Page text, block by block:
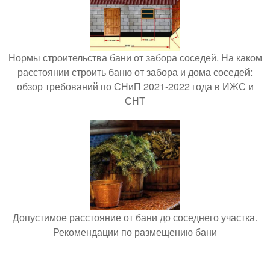
Нормы строительства бани от забора соседей. На каком
расстоянии строить баню от забора и дома соседей:
обзор требований по СНиП 2021-2022 года в ИЖС и
СНТ
Допустимое расстояние от бани до соседнего участка.
Рекомендации по размещению бани